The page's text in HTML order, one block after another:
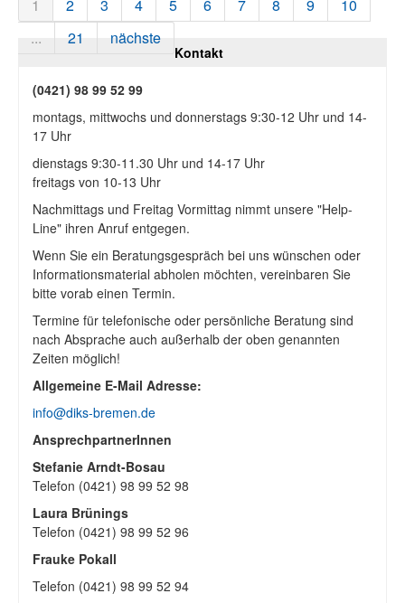
1 2 3 4 5 6 7 8 9
10
...
21 nächste
Kontakt
(0421) 98 99 52 99
montags, mittwochs und donnerstags 9:30-12 Uhr und 14-
17 Uhr
dienstags 9:30-11.30 Uhr und 14-17 Uhr
freitags von 10-13 Uhr
Nachmittags und Freitag Vormittag nimmt unsere "Help-
Line" ihren Anruf entgegen.
Wenn Sie ein Beratungsgespräch bei uns wünschen oder
Informationsmaterial abholen möchten, vereinbaren Sie
bitte vorab einen Termin.
Termine für telefonische oder persönliche Beratung sind
nach Absprache auch außerhalb der oben genannten
Zeiten möglich!
Allgemeine E-Mail Adresse:
info@diks-bremen.de
AnsprechpartnerInnen
Stefanie Arndt-Bosau
Telefon (0421) 98 99 52 98
Laura Brünings
Telefon (0421) 98 99 52 96
Frauke Pokall
Telefon (0421) 98 99 52 94